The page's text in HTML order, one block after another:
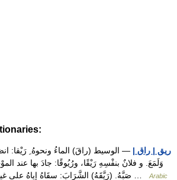
ريق | راق | — الوسيط (راقَ) الماءُ ونحوهُ ِ رَيْقا:
وَلَمَعَ. و فلانٌ بنفْسِهِ رَيْقًا، ورُيُوقًا: جادَ بها عند
Arabic